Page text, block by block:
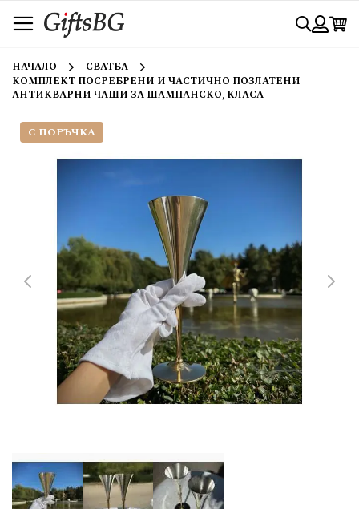
към
съдържанието
Търси
НАЧАЛО
СВАТБА
КОМПЛЕКТ ПОСРЕБРЕНИ И ЧАСТИЧНО ПОЗЛАТЕНИ
АНТИКВАРНИ ЧАШИ ЗА ШАМПАНСКО, КЛАСА
С ПОРЪЧКА